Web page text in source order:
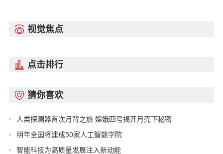
 视觉焦点
 点击排行
 猜你喜欢
人类探测器首次月背之旅 嫦娥四号揭开月壳下秘密
明年全国将建成50家人工智能学院
智能科技为高质量发展注入新动能